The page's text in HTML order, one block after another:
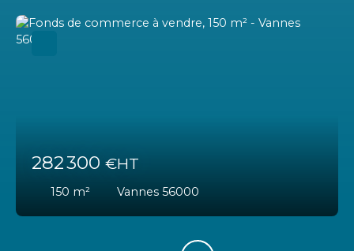
282 300 €HT
150 m² Vannes 56000